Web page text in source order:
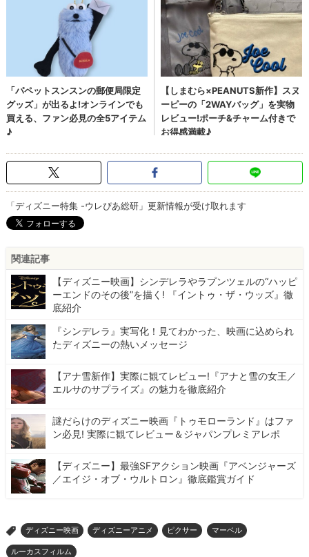
「ディズニー特集 -ウレぴあ総研」更新情報が受け取れます
関連記事
【ディズニー映画】シンデレラやラプンツェルの“ハッピ
ーエンドのその後”を描く! 『イントゥ・ザ・ウッズ』徹
底紹介
『シンデレラ』実写化！見てわかった、映画に込められ
たディズニーの熱いメッセージ
【アナ雪新作】実際に観てレビュー!『アナと雪の女王／
エルサのサプライズ』の魅力を徹底紹介
謎だらけのディズニー映画『トゥモローランド』はファ
ン必見! 実際に観てレビュー＆ジャパンプレミアレポ
【ディズニー】最強SFアクション映画『アベンジャーズ
／エイジ・オブ・ウルトロン』徹底鑑賞ガイド
> ディズニー映画 ディズニーアニメ ピクサー マーベル
ルーカスフィルム